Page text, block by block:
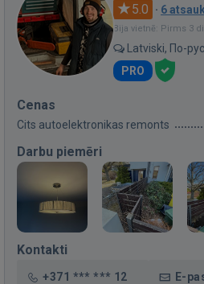
5.0 · 6
Bija vietnē: Pirms 3
Latviski, По-
PRO
Cenas
Cits autoelektronikas remonts
Darbu piemēri
Kontakti
+371 *** *** 12 E-